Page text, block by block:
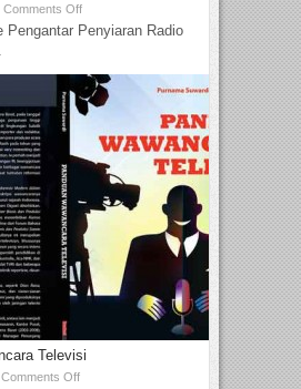
Comments Off
Pengantar Penyiaran Radio
Televisi
Comments Off